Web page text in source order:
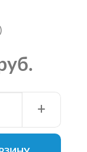
+